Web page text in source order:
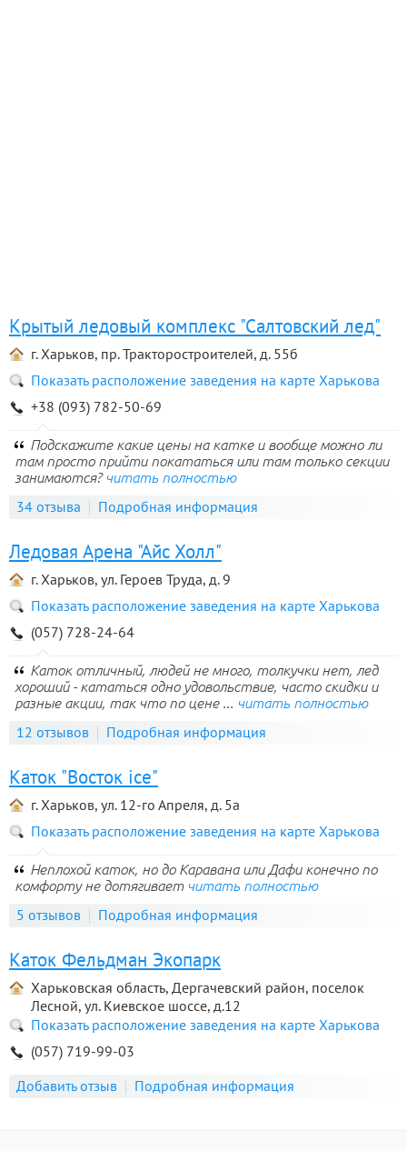
Крытый ледовый комплекс "Салтовский лед"
г. Харьков, пр. Тракторостроителей, д. 55б
Показать расположение заведения на карте Харькова
+38 (093) 782-50-69
Подскажите какие цены на катке и вообще можно ли
там просто прийти покататься или там только секции
занимаются? читать полностью
34 отзыва Подробная информация
Ледовая Арена "Айс Холл"
г. Харьков, ул. Героев Труда, д. 9
Показать расположение заведения на карте Харькова
(057) 728-24-64
Каток отличный, людей не много, толкучки нет, лед
хороший - кататься одно удовольствие, часто скидки и
разные акции, так что по цене ... читать полностью
12 отзывов Подробная информация
Каток "Восток ice"
г. Харьков, ул. 12-го Апреля, д. 5а
Показать расположение заведения на карте Харькова
Неплохой каток, но до Каравана или Дафи конечно по
комфорту не дотягивает читать полностью
5 отзывов Подробная информация
Каток Фельдман Экопарк
Харьковская область, Дергачевский район, поселок
Лесной, ул. Киевское шоссе, д.12
Показать расположение заведения на карте Харькова
(057) 719-99-03
Добавить отзыв
Подробная информация